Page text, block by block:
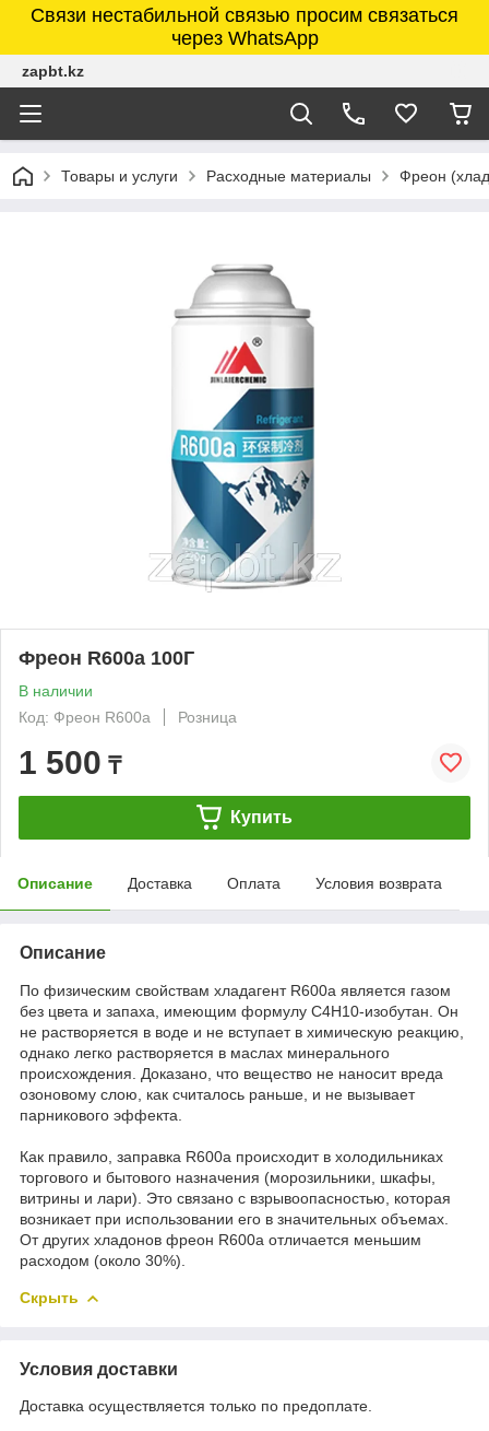
Связи нестабильной связью просим связаться
через WhatsApp
zapbt.kz
Товары и услуги Расходные материалы Фреон
Фреон R600a 100Г
В наличии
Код: Фреон R600a
Розница
1 500 ₸
Купить
Описание Доставка Оплата Условия возврата
Описание
По физическим свойствам хладагент R600a является газом
без цвета и запаха, имеющим формулу С4Н10-изобутан. Он
не растворяется в воде и не вступает в химическую реакцию,
однако легко растворяется в маслах минерального
происхождения. Доказано, что вещество не наносит вреда
озоновому слою, как считалось раньше, и не вызывает
парникового эффекта.
Как правило, заправка R600a происходит в холодильниках
торгового и бытового назначения (морозильники, шкафы,
витрины и лари). Это связано с взрывоопасностью, которая
возникает при использовании его в значительных объемах.
От других хладонов фреон R600a отличается меньшим
расходом (около 30%).
Скрыть
Условия доставки
Доставка осуществляется только по предоплате.